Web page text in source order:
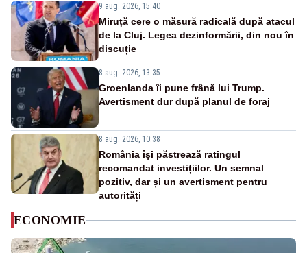
9 aug. 2026, 15:40
Miruță cere o măsură radicală după atacul
de la Cluj. Legea dezinformării, din nou în
discuție
8 aug. 2026, 13:35
Groenlanda îi pune frână lui Trump.
Avertisment dur după planul de foraj
8 aug. 2026, 10:38
România își păstrează ratingul
recomandat investițiilor. Un semnal
pozitiv, dar și un avertisment pentru
autorități
ECONOMIE